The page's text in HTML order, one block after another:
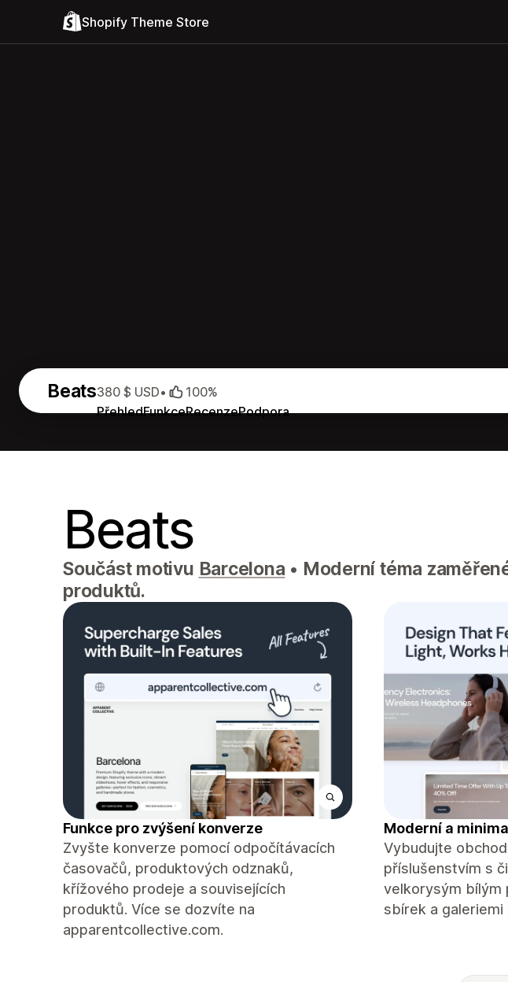
Shopify Theme Store
Beats
PřehledFunkceRecenzePodpora
380 $ USD• 100%
Beats
Součást motivu Barcelona • Moderní téma
produktů.
Funkce pro zvýšení konverze
Zvyšte konverze pomocí odpočítávacích
časovačů, produktových odznaků,
křížového prodeje a souvisejících
produktů. Více se dozvíte na
apparentcollective.com.
Moderní a
Vybudujte
příslušenstvím s
velkorysým bílým
sbírek a galeriemi